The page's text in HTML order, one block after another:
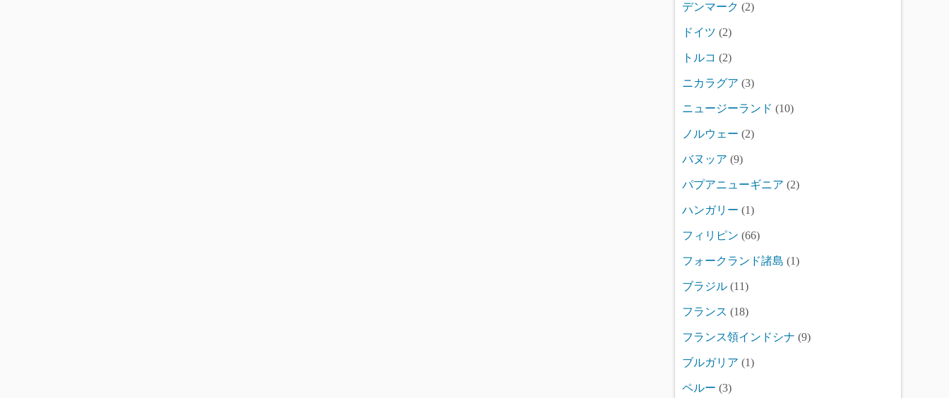
デンマーク (2)
ドイツ (2)
トルコ (2)
ニカラグア (3)
ニュージーランド (10)
ノルウェー (2)
バヌッア (9)
パプアニューギニア (2)
ハンガリー (1)
フィリピン (66)
フォークランド諸島 (1)
ブラジル (11)
フランス (18)
フランス領インドシナ (9)
ブルガリア (1)
ペルー (3)